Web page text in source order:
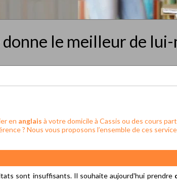
donne le meilleur de
en anglais à votre domicile à Cassis ou des cours
? Nous vous proposons l’ensemble de ces
sont insuffisants. Il souhaite aujourd'hui prendre